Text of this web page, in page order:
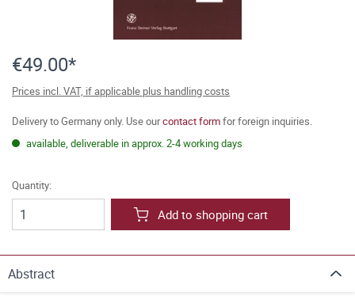
€49.00*
Prices incl. VAT, if applicable plus handling costs
Delivery to Germany only. Use ourcontact formfor foreign inquiries.
available, deliverable in approx. 2-4 working days
Quantity:
Add to shopping cart
Abstract